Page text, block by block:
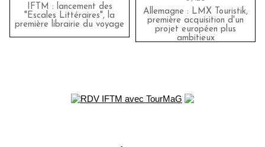
IFTM : lancement des
"Escales Littéraires", la
première librairie du voyage
Allemagne : LMX Touristik,
première acquisition d'un
projet européen plus
ambitieux